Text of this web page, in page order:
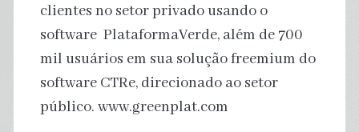
clientes no setor privado usando o
software PlataformaVerde, além de 700
mil usuários em sua solução freemium do
software CTRe, direcionado ao setor
público. www.greenplat.com